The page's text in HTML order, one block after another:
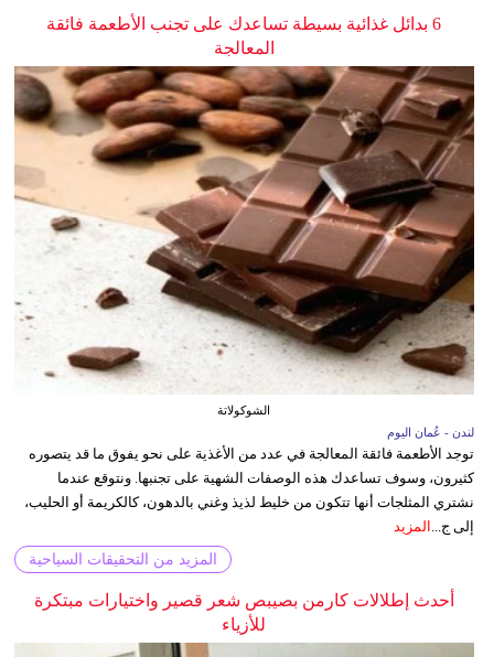
6 بدائل غذائية بسيطة تساعدك على تجنب الأطعمة فائقة
المعالجة
الشوكولاتة
لندن - عُمان اليوم
توجد الأطعمة فائقة المعالجة في عدد من الأغذية على نحو يفوق ما قد يتصوره
كثيرون، وسوف تساعدك هذه الوصفات الشهية على تجنبها. ونتوقع عندما
نشتري المثلجات أنها تتكون من خليط لذيذ وغني بالدهون، كالكريمة أو الحليب،
إلى ج... المزيد
المزيد من التحقيقات السياحية
أحدث إطلالات كارمن بصيبص شعر قصير واختيارات مبتكرة
للأزياء